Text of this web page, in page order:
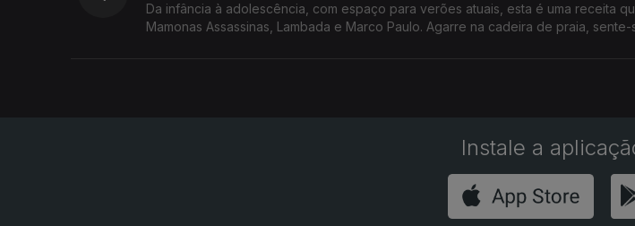
Da infância à adolescência, com espaço para verões atuais, esta é uma receita
Mamonas Assassinas, Lambada e Marco Paulo. Agarre na cadeira de praia,
Instale a